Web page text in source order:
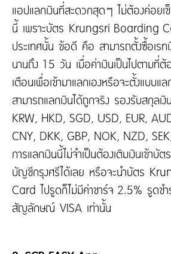
แอปแลกเงินที่สะดวกสุดๆ ไม่ต้องค่อยเ
นี้ เพราะบัตร Krungsri Boarding
ประเทศนั้น ข้อดี คือ สามารถตั้งซื้อเรท
นานถึง 15 วัน เมื่อค่าเงินเป็นไปตามที่ต้
เตือนเพื่อเข้ามาแลกเองหรือจะตั้งแบบแ
สามารถแลกเงินได้ถูกจริง รองรับสกุลเ
KRW, HKD, SGD, USD, EUR,
CNY, DKK, GBP, NOK, NZD,
การแลกเงินนี้ไม่จำเป็นต้องเติมเงินเข้าบั
บัญชีกรุงศรีได้เลย หรือจะนำบัตร
Card ไปรูดก็ไม่มีค่าชาร์จ 2.5% รูดชำ
สัญลักษณ์ VISA เท่านั้น